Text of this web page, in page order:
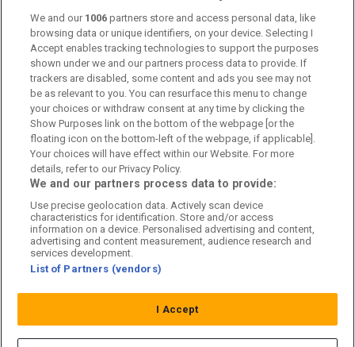
Kontakta oss
Kundtjänst
Sponsor: Rekatochklart
Annonsera på Fotbolldirekt
Redaktionell policy
Personuppgiftspolicy
Cookiepolicy
Arkiv
We and our 1006 partners store and access personal data, like
browsing data or unique identifiers, on your device. Selecting I
Accept enables tracking technologies to support the purposes
shown under we and our partners process data to provide. If
trackers are disabled, some content and ads you see may not
be as relevant to you. You can resurface this menu to change
your choices or withdraw consent at any time by clicking the
Show Purposes link on the bottom of the webpage [or the
floating icon on the bottom-left of the webpage, if applicable].
Your choices will have effect within our Website. For more
details, refer to our Privacy Policy.
We and our partners process data to provide:
Use precise geolocation data. Actively scan device
characteristics for identification. Store and/or access
information on a device. Personalised advertising and content,
advertising and content measurement, audience research and
services development.
List of Partners (vendors)
I Accept